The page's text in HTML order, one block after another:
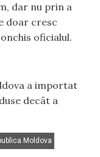
dar nu prin a
doar cresc
oficialul.
a importat
decât a
Moldova